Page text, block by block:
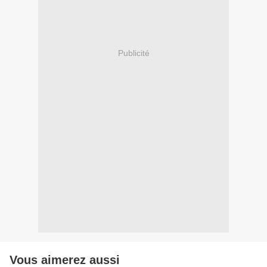
Publicité
Vous aimerez aussi